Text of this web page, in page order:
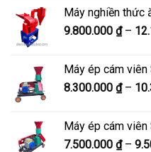
Máy nghiền thức
9.800.000 ₫ –
Máy ép cám
8.300.000 ₫ –
Máy ép cám
7.500.000 ₫ –